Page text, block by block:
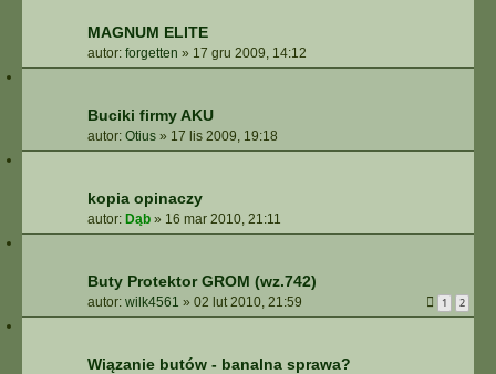
MAGNUM ELITE
autor: forgetten » 17 gru 2009, 14:12
Buciki firmy AKU
autor: Otius » 17 lis 2009, 19:18
kopia opinaczy
autor: Dąb » 16 mar 2010, 21:11
Buty Protektor GROM (wz.742)
autor: wilk4561 » 02 lut 2010, 21:59 1 2
Wiązanie butów - banalna sprawa?